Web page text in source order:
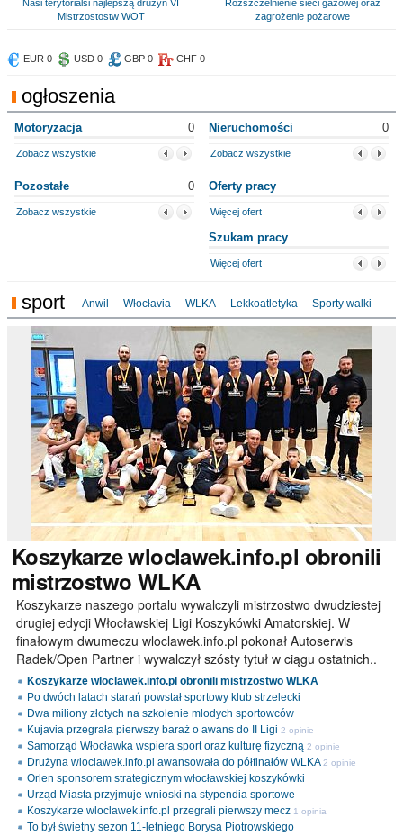
Nasi terytorialsi najlepszą drużyn VI
Mistrzostostw WOT
Rozszczelnienie sieci gazowej oraz
zagrożenie pożarowe
EUR 0 USD 0 GBP 0 CHF 0
ogłoszenia
Motoryzacja 0
Zobacz wszystkie
Nieruchomości 0
Zobacz wszystkie
Pozostałe 0
Zobacz wszystkie
Oferty pracy
Więcej ofert
Szukam pracy
Więcej ofert
sport Anwil Włocłavia WLKA Lekkoatletyka Sporty walki
Koszykarzewloclawek.info.pl obronili
mistrzostwo WLKA
Koszykarze naszego portalu wywalczyli mistrzostwo dwudziestej
drugiej edycji Włocławskiej Ligi Koszykówki Amatorskiej. W
finałowym dwumeczu wloclawek.info.pl pokonał Autoserwis
Radek/Open Partner i wywalczył szósty tytuł w ciągu ostatnich..
Koszykarze wloclawek.info.pl obronili mistrzostwo WLKA
Po dwóch latach starań powstał sportowy klub strzelecki
Dwa miliony złotych na szkolenie młodych sportowców
Kujavia przegrała pierwszy baraż o awans do II Ligi 2 opinie
Samorząd Włocławka wspiera sport oraz kulturę fizyczną 2 opinie
Drużyna wloclawek.info.pl awansowała do półfinałów WLKA 2 opinie
Orlen sponsorem strategicznym włocławskiej koszykówki
Urząd Miasta przyjmuje wnioski na stypendia sportowe
Koszykarze wloclawek.info.pl przegrali pierwszy mecz 1 opinia
To był świetny sezon 11-letniego Borysa Piotrowskiego